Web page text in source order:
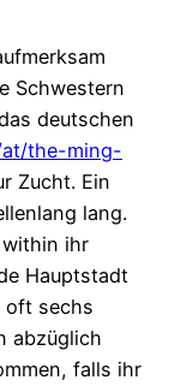
Schwestern
deutschen
the-ming-
Zucht. Ein
lang.
within ihr
Hauptstadt
oft sechs
abzüglich
falls ihr